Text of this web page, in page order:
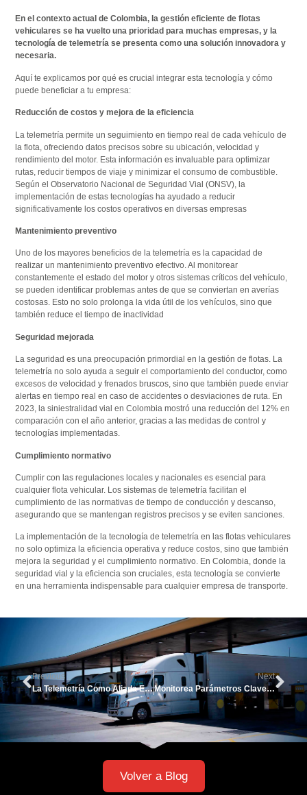
En el contexto actual de Colombia, la gestión eficiente de flotas
vehiculares se ha vuelto una prioridad para muchas empresas, y la
tecnología de telemetría se presenta como una solución innovadora y
necesaria.
Aquí te explicamos por qué es crucial integrar esta tecnología y cómo
puede beneficiar a tu empresa:
Reducción de costos y mejora de la eficiencia
La telemetría permite un seguimiento en tiempo real de cada vehículo de
la flota, ofreciendo datos precisos sobre su ubicación, velocidad y
rendimiento del motor. Esta información es invaluable para optimizar
rutas, reducir tiempos de viaje y minimizar el consumo de combustible.
Según el Observatorio Nacional de Seguridad Vial (ONSV), la
implementación de estas tecnologías ha ayudado a reducir
significativamente los costos operativos en diversas empresas​
Mantenimiento preventivo
Uno de los mayores beneficios de la telemetría es la capacidad de
realizar un mantenimiento preventivo efectivo. Al monitorear
constantemente el estado del motor y otros sistemas críticos del vehículo,
se pueden identificar problemas antes de que se conviertan en averías
costosas. Esto no solo prolonga la vida útil de los vehículos, sino que
también reduce el tiempo de inactividad​
Seguridad mejorada
La seguridad es una preocupación primordial en la gestión de flotas. La
telemetría no solo ayuda a seguir el comportamiento del conductor, como
excesos de velocidad y frenados bruscos, sino que también puede enviar
alertas en tiempo real en caso de accidentes o desviaciones de ruta. En
2023, la siniestralidad vial en Colombia mostró una reducción del 12% en
comparación con el año anterior, gracias a las medidas de control y
tecnologías implementadas​.
Cumplimiento normativo
Cumplir con las regulaciones locales y nacionales es esencial para
cualquier flota vehicular. Los sistemas de telemetría facilitan el
cumplimiento de las normativas de tiempo de conducción y descanso,
asegurando que se mantengan registros precisos y se eviten sanciones.
La implementación de la tecnología de telemetría en las flotas vehiculares
no solo optimiza la eficiencia operativa y reduce costos, sino que también
mejora la seguridad y el cumplimiento normativo. En Colombia, donde la
seguridad vial y la eficiencia son cruciales, esta tecnología se convierte
en una herramienta indispensable para cualquier empresa de transporte.
Previous
La Telemetría Como Aliada En La Reducción De Accidentes Viales
Next
Monitorea Parámetros Clave De Tu Planta Eléctrica Con Telemetría
Volver a Blog